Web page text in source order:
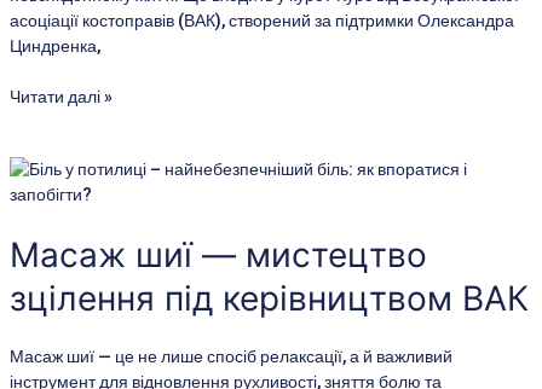
асоціації костоправів (ВАК), створений за підтримки Олександра
Циндренка,
Читати далі »
Масаж шиї — мистецтво
зцілення під керівництвом ВАК
Масаж шиї — це не лише спосіб релаксації, а й важливий
інструмент для відновлення рухливості, зняття болю та
Масаж
шиї
мистецтво
зцілення
під
керівництвом
ВАК